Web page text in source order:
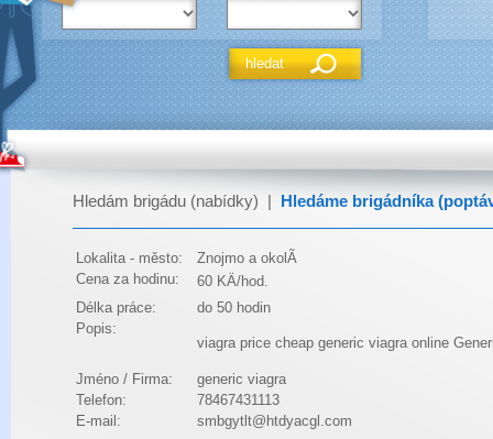
Hledám brigádu (nabídky) Hledáme brigádníka
Lokalita - město:
Znojmo a okolÃ­
Cena za hodinu:
60 KÄ/hod.
Délka práce:
do 50 hodin
Popis:
viagra price cheap generic viagra online
Jméno / Firma:
generic viagra
Telefon:
78467431113
E-mail:
smbgytlt@htdyacgl.com